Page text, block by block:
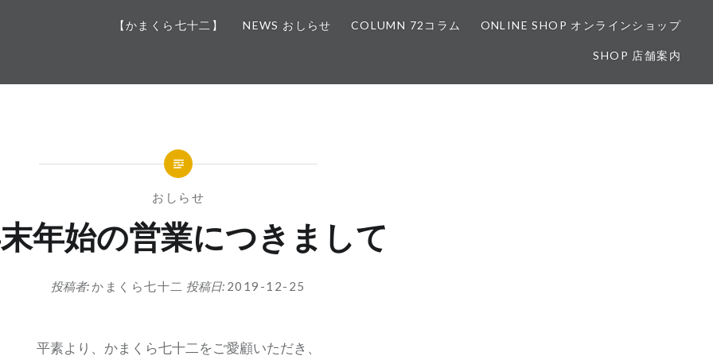
【かまくら七十二】 NEWS おしらせ COLUMN 72コラム ONLINE SHOP オンラインショップ
SHOP 店舗案内
おしらせ
年始の営業につきまして
投稿者: かまくら七十二 投稿日: 2019-12-25
平素より、かまくら七十二をご愛顧いただき、